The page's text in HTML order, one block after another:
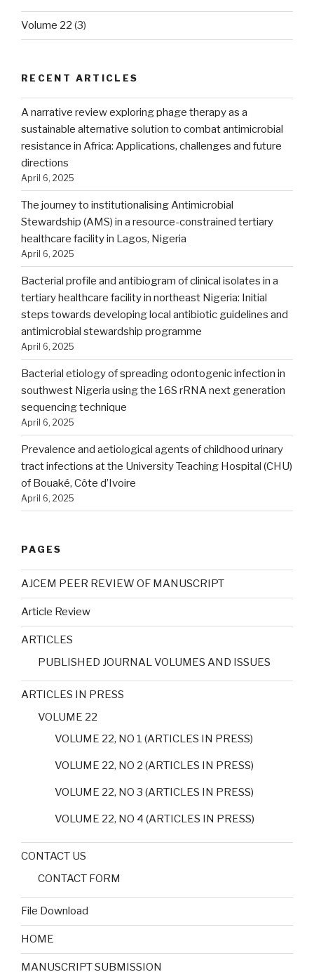
Volume 22 (3)
RECENT ARTICLES
A narrative review exploring phage therapy as a
sustainable alternative solution to combat antimicrobial
resistance in Africa: Applications, challenges and future
directions
April 6, 2025
The journey to institutionalising Antimicrobial
Stewardship (AMS) in a resource-constrained tertiary
healthcare facility in Lagos, Nigeria
April 6, 2025
Bacterial profile and antibiogram of clinical isolates in a
tertiary healthcare facility in northeast Nigeria: Initial
steps towards developing local antibiotic guidelines and
antimicrobial stewardship programme
April 6, 2025
Bacterial etiology of spreading odontogenic infection in
southwest Nigeria using the 16S rRNA next generation
sequencing technique
April 6, 2025
Prevalence and aetiological agents of childhood urinary
tract infections at the University Teaching Hospital (CHU)
of Bouaké, Côte d’Ivoire
April 6, 2025
PAGES
AJCEM PEER REVIEW OF MANUSCRIPT
Article Review
ARTICLES
PUBLISHED JOURNAL VOLUMES AND ISSUES
ARTICLES IN PRESS
VOLUME 22
VOLUME 22, NO 1 (ARTICLES IN PRESS)
VOLUME 22, NO 2 (ARTICLES IN PRESS)
VOLUME 22, NO 3 (ARTICLES IN PRESS)
VOLUME 22, NO 4 (ARTICLES IN PRESS)
CONTACT US
CONTACT FORM
File Download
HOME
MANUSCRIPT SUBMISSION